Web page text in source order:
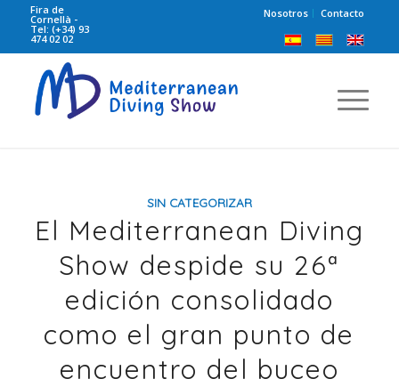
Nosotros Contacto
Fira de
Cornellà -
Tel: (+34) 93
474 02 02
SIN CATEGORIZAR
El Mediterranean Diving
Show despide su 26ª
edición consolidado
como el gran punto de
encuentro del buceo